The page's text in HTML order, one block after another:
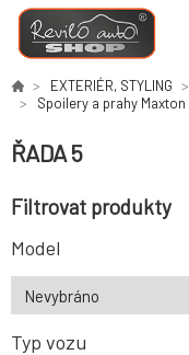
EXTERIÉR, STYLING
Spoilery a prahy Maxton
ŘADA 5
Filtrovat produkty
Model
Typ vozu